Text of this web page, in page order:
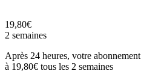
19,80€
2 semaines
Après 24 heures, votre
à 19,80€ tous les 2 semaines